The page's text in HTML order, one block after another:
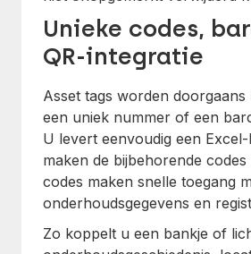
Unieke codes,
QR-integratie
Asset tags worden
een uniek nummer of een
U levert eenvoudig een Excel-
maken de bijbehorende
codes maken snelle toegang
onderhoudsgegevens en
Zo koppelt u een bankje of